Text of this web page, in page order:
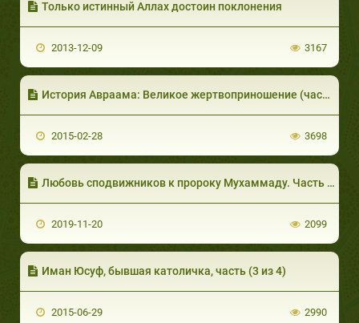
Только истинный Аллах достоин поклонения
2013-12-09 3167
История Авраама: Великое жертвоприношение (часть 6 из 7)
2015-02-28 3698
Любовь сподвижников к пророку Мухаммаду. Часть 1 из 2: Кто такие сподвижники
2019-11-20 2099
Иман Юсуф, бывшая католичка, часть (3 из 4)
2015-06-29 2990